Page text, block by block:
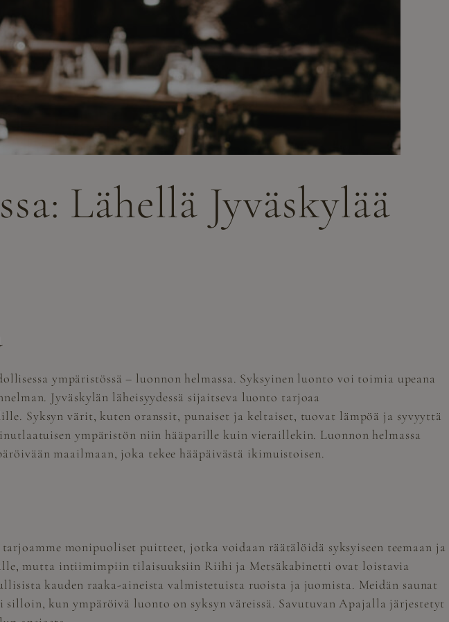
Lähellä Jyväskylää
ympäristössä – luonnon helmassa. Syksyinen luonto voi toimia upeana
Jyväskylän läheisyydessä sijaitseva luonto tarjoaa
Syksyn värit, kuten oranssit, punaiset ja keltaiset, tuovat lämpöä ja syvyyttä
ympäristön niin hääparille kuin vieraillekin. Luonnon helmassa
maailmaan, joka tekee hääpäivästä ikimuistoisen.
monipuoliset puitteet, jotka voidaan räätälöidä syksyiseen teemaan ja
mutta intiimimpiin tilaisuuksiin Riihi ja Metsäkabinetti ovat loistavia
kauden raaka-aineista valmistetuista ruoista ja juomista. Meidän saunat
kun ympäröivä luonto on syksyn väreissä. Savutuvan Apajalla järjestetyt